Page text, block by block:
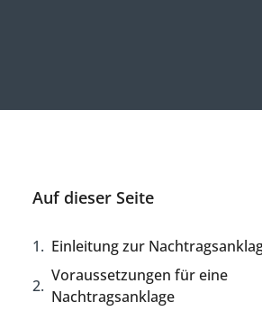
Auf dieser Seite
Einleitung zur
Voraussetzungen für eine
Nachtragsanklage